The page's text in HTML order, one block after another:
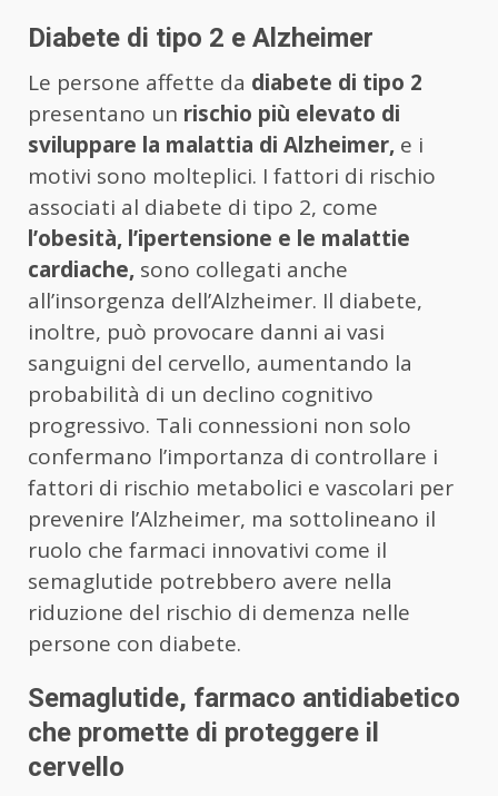
Diabete di tipo 2 e Alzheimer
Le persone affette da diabete di tipo 2
presentano un rischio più elevato di
sviluppare la malattia di Alzheimer, e i
motivi sono molteplici. I fattori di rischio
associati al diabete di tipo 2, come
l’obesità, l’ipertensione e le malattie
cardiache, sono collegati anche
all’insorgenza dell’Alzheimer. Il diabete,
inoltre, può provocare danni ai vasi
sanguigni del cervello, aumentando la
probabilità di un declino cognitivo
progressivo. Tali connessioni non solo
confermano l’importanza di controllare i
fattori di rischio metabolici e vascolari per
prevenire l’Alzheimer, ma sottolineano il
ruolo che farmaci innovativi come il
semaglutide potrebbero avere nella
riduzione del rischio di demenza nelle
persone con diabete.
Semaglutide, farmaco antidiabetico
che promette di proteggere il
cervello